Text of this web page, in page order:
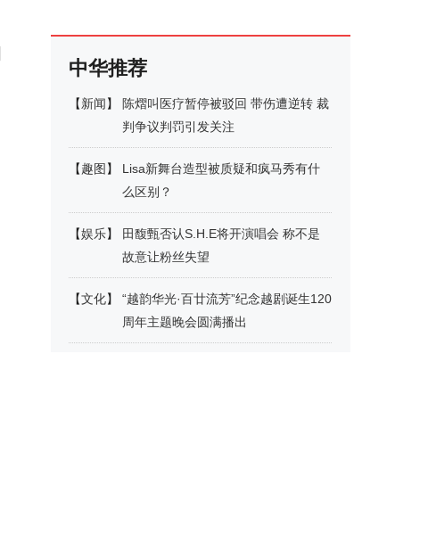
中华推荐
【新闻】
陈熠叫医疗暂停被驳回 带伤遭逆转 裁
判争议判罚引发关注
【趣图 】
Lisa新舞台造型被质疑和疯马秀有什
么区别？
【娱乐】
田馥甄否认S.H.E将开演唱会 称不是
故意让粉丝失望
【文化】
“越韵华光·百廿流芳”纪念越剧诞生120
周年主题晚会圆满播出